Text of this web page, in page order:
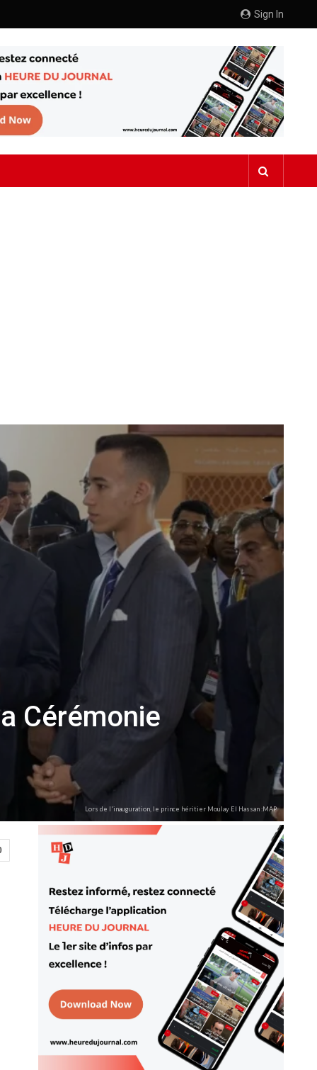
Sign In
Cérémonie
Lors de l'inauguration, le prince héritier Moulay El Hassan :MAP